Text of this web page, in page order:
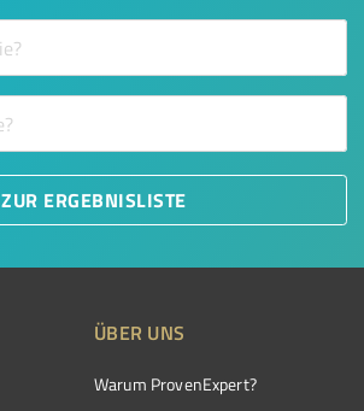
ZUR ERGEBNISLISTE
ÜBER UNS
Warum ProvenExpert?